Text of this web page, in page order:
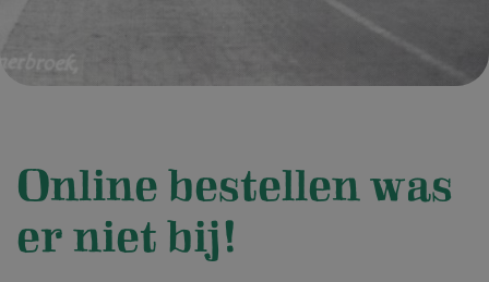
Online bestellen was
er niet bij!